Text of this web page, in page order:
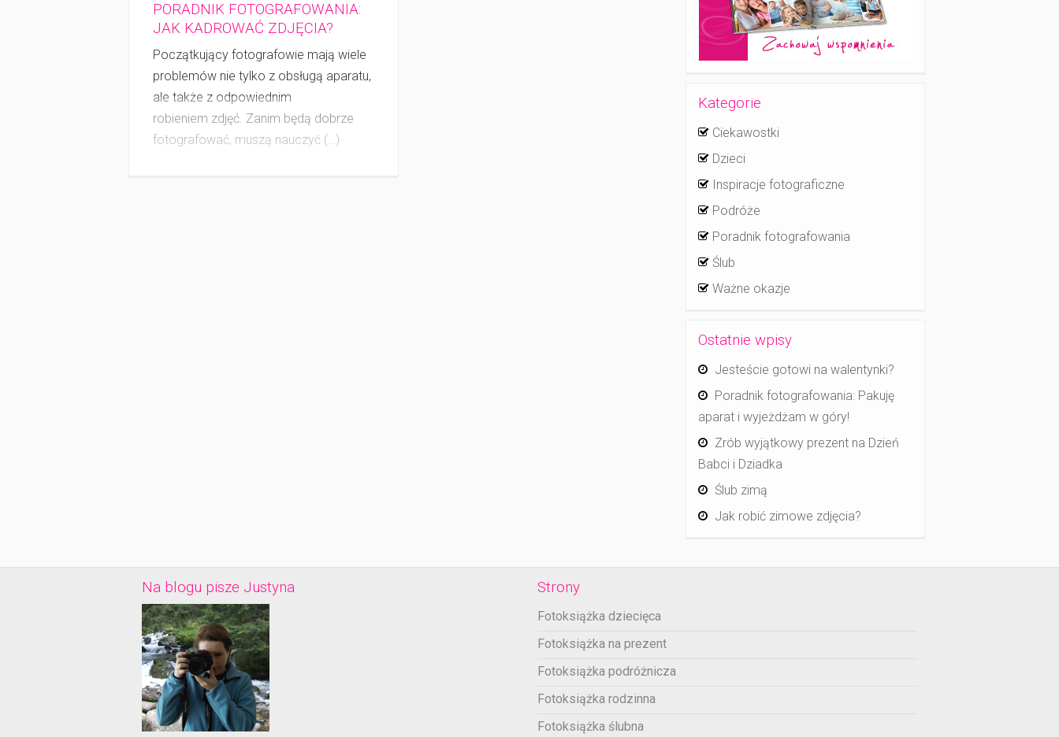
PORADNIK FOTOGRAFOWANIA:
JAK KADROWAĆ ZDJĘCIA?
Początkujący fotografowie mają wiele
problemów nie tylko z obsługą aparatu,
ale także z odpowiednim
robieniem zdjęć. Zanim będą dobrze
fotografować, muszą nauczyć (…)
Kategorie
Ciekawostki
Dzieci
Inspiracje fotograficzne
Podróże
Poradnik fotografowania
Ślub
Ważne okazje
Ostatnie wpisy
Jesteście gotowi na walentynki?
Poradnik fotografowania: Pakuję
aparat i wyjeżdżam w góry!
Zrób wyjątkowy prezent na Dzień
Babci i Dziadka
Ślub zimą
Jak robić zimowe zdjęcia?
Na blogu pisze Justyna Strony
Fotoksiążka dziecięca
Fotoksiążka na prezent
Fotoksiążka podróżnicza
Fotoksiążka rodzinna
Fotoksiążka ślubna